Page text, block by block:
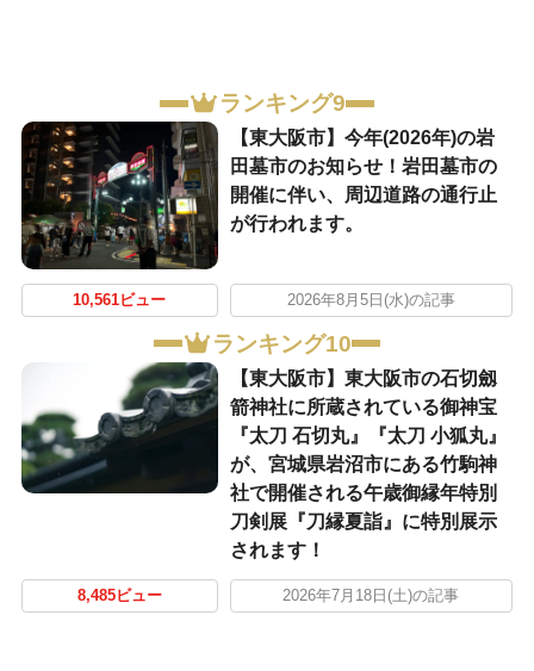
ランキング9
【東大阪市】今年(2026年)の岩
田墓市のお知らせ！岩田墓市の
開催に伴い、周辺道路の通行止
が行われます。
10,561ビュー 2026年8月5日(水)の記事
ランキング10
【東大阪市】東大阪市の石切劔
箭神社に所蔵されている御神宝
『太刀 石切丸』『太刀 小狐丸』
が、宮城県岩沼市にある竹駒神
社で開催される午歳御縁年特別
刀剣展『刀縁夏詣』に特別展示
されます！
8,485ビュー 2026年7月18日(土)の記事